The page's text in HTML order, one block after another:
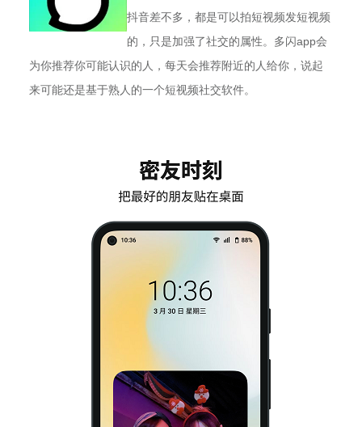
抖音差不多，都是可以拍短视频发短视频
的，只是加强了社交的属性。多闪app会
为你推荐你可能认识的人，每天会推荐附近的人给你，说起
来可能还是基于熟人的一个短视频社交软件。